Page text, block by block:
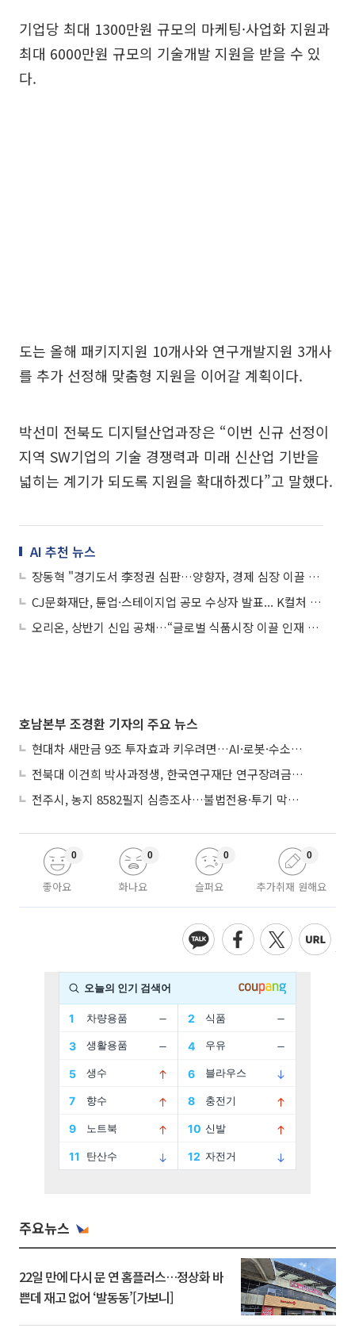
기업당 최대 1300만원 규모의 마케팅·사업화 지원과
최대 6000만원 규모의 기술개발 지원을 받을 수 있
다.
도는 올해 패키지지원 10개사와 연구개발지원 3개사
를 추가 선정해 맞춤형 지원을 이어갈 계획이다.
박선미 전북도 디지털산업과장은 “이번 신규 선정이
지역 SW기업의 기술 경쟁력과 미래 신산업 기반을
넓히는 계기가 되도록 지원을 확대하겠다”고 말했다.
AI 추천 뉴스
장동혁 "경기도서 李정권 심판…양향자, 경제 심장 이끌 적임자"
CJ문화재단, 튠업·스테이지업 공모 수상자 발표... K컬처 미래 이끌 창작자 발굴 박차
오리온, 상반기 신입 공채…“글로벌 식품시장 이끌 인재 찾는다”
호남본부 조경환 기자의 주요 뉴스
현대차 새만금 9조 투자효과 키우려면…AI·로봇·수소 공공기관 집적화 시급
전북대 이건희 박사과정생, 한국연구재단 연구장려금 선정
전주시, 농지 8582필지 심층조사…불법전용·투기 막는다
좋아요
0
화나요
0
슬퍼요
0
추가취재 원해요
0
주요뉴스
22일 만에 다시 문 연 홈플러스…정상화 바
쁜데 재고 없어 ‘발동동’[가보니]